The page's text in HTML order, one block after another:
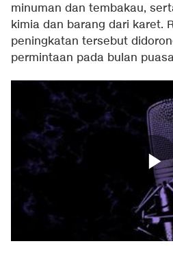
minuman dan tembakau,
kimia dan barang dari karet.
peningkatan tersebut
permintaan pada bulan